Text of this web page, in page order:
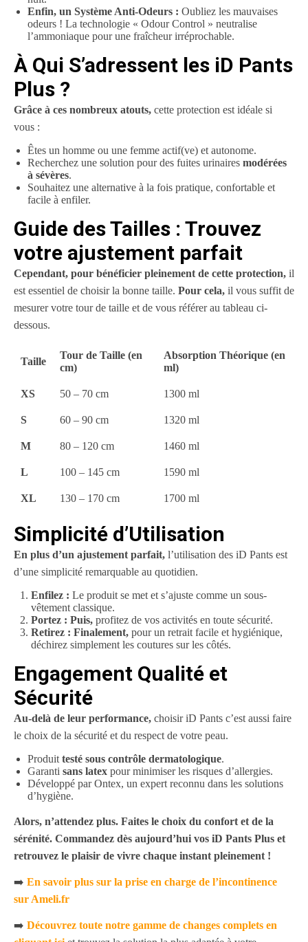
Enfin, un Système Anti-Odeurs : Oubliez les mauvaises
odeurs ! La technologie « Odour Control » neutralise
l’ammoniaque pour une fraîcheur irréprochable.
À Qui S’adressent les iD Pants
Plus ?
Grâce à ces nombreux atouts, cette protection est idéale si
vous :
Êtes un homme ou une femme actif(ve) et autonome.
Recherchez une solution pour des fuites urinaires modérées
à sévères.
Souhaitez une alternative à la fois pratique, confortable et
facile à enfiler.
Guide des Tailles : Trouvez
votre ajustement parfait
Cependant, pour bénéficier pleinement de cette protection, il
est essentiel de choisir la bonne taille. Pour cela, il vous suffit de
mesurer votre tour de taille et de vous référer au tableau ci-
dessous.
Taille
Tour de Taille (en
cm)
Absorption Théorique (en
ml)
XS 50 – 70 cm 1300 ml
S 60 – 90 cm 1320 ml
M 80 – 120 cm 1460 ml
L 100 – 145 cm 1590 ml
XL 130 – 170 cm 1700 ml
Simplicité d’Utilisation
En plus d’un ajustement parfait, l’utilisation des iD Pants est
d’une simplicité remarquable au quotidien.
Enfilez : Le produit se met et s’ajuste comme un sous-
vêtement classique.
Portez : Puis, profitez de vos activités en toute sécurité.
Retirez : Finalement, pour un retrait facile et hygiénique,
déchirez simplement les coutures sur les côtés.
Engagement Qualité et
Sécurité
Au-delà de leur performance, choisir iD Pants c’est aussi faire
le choix de la sécurité et du respect de votre peau.
Produit testé sous contrôle dermatologique.
Garanti sans latex pour minimiser les risques d’allergies.
Développé par Ontex, un expert reconnu dans les solutions
d’hygiène.
Alors, n’attendez plus. Faites le choix du confort et de la
sérénité. Commandez dès aujourd’hui vos iD Pants Plus et
retrouvez le plaisir de vivre chaque instant pleinement !
➡️ En savoir plus sur la prise en charge de l’incontinence
sur Ameli.fr
➡️ Découvrez toute notre gamme de changes complets en